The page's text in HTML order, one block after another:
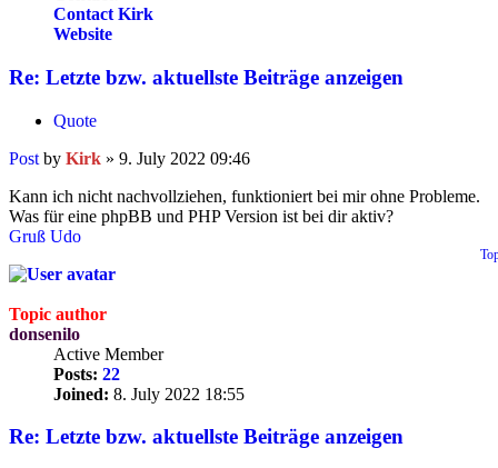
Contact Kirk
Website
Re: Letzte bzw. aktuellste Beiträge anzeigen
Quote
Post by Kirk » 9. July 2022 09:46
Kann ich nicht nachvollziehen, funktioniert bei mir ohne Probleme.
Was für eine phpBB und PHP Version ist bei dir aktiv?
Gruß Udo
Topic author
donsenilo
Active Member
Posts: 22
Joined: 8. July 2022 18:55
Re: Letzte bzw. aktuellste Beiträge anzeigen